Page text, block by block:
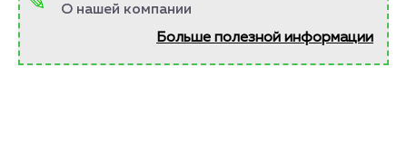
О нашей компании
Больше полезной информации